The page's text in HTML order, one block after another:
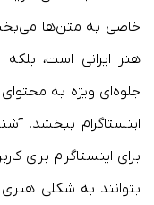
خاصی به متن‌ها
هنر ایرانی است،
جلوه‌ای ویژه به
اینستاگرام ببخشد.
برای اینستاگرام برای
بتوانند به شکلی